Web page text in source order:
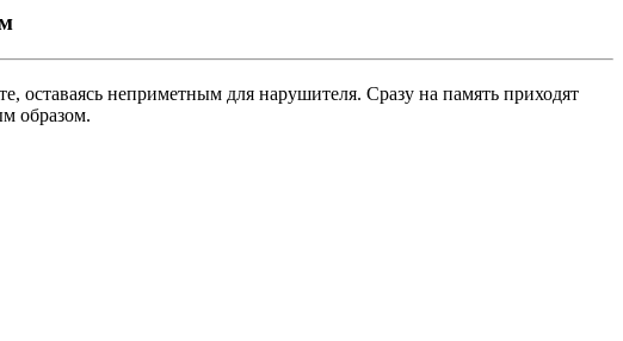
оставаясь неприметным для нарушителя. Сразу на память приходят
образом.